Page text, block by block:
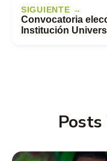
SIGUIENTE →
Convocatoria
Institución